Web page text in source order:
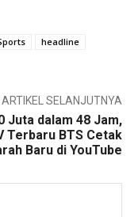
headline
ARTIKEL SELANJUTNYA
Juta dalam 48 Jam,
Terbaru BTS Cetak
Baru di YouTube